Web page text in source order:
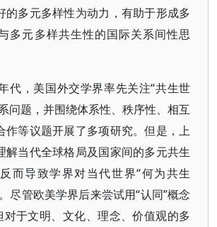
的多元多样性为动力，有助于形成多
多元多样共生性的国际关系间性思
代，美国外交学界率先关注“共生世
问题，并围绕体系性、秩序性、相互
作等议题开展了多项研究。但是，上
解当代全球格局及国家间的多元共生
而导致学界对当代世界“何为共生
尽管欧美学界后来尝试用“认同”概念
对于文明、文化、理念、价值观的多